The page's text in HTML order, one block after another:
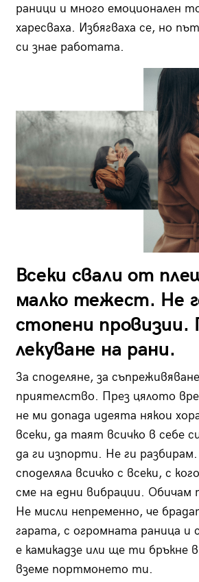
раници и много емоционален
харесваха. Избягваха се, но
си знае работата.
Всеки свали от
малко тежест. Не
стопени провизии.
лекуване на рани.
За споделяне, за
приятелство. През цялото
не ми допада идеята някои
всеки, да таят всичко в себе
да ги изпорти. Не ги
споделяла всичко с всеки, с
сме на едни вибрации. Обичам
Не мисли непременно, че
гарата, с огромната раница и
е камикадзе или ще ти бръкне
вземе портмонето ти.